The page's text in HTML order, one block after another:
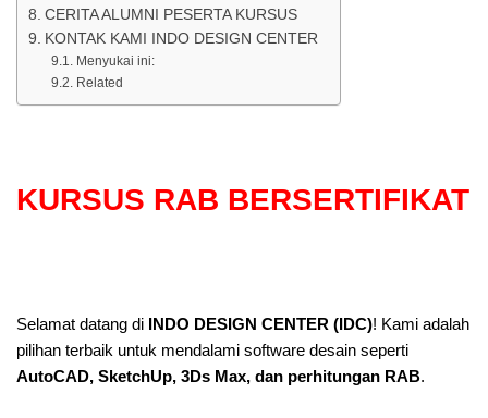
CERITA ALUMNI PESERTA KURSUS
KONTAK KAMI INDO DESIGN CENTER
Menyukai ini:
Related
KURSUS RAB BERSERTIFIKAT
Selamat datang di INDO DESIGN CENTER (IDC)! Kami adalah
pilihan terbaik untuk mendalami software desain seperti
AutoCAD, SketchUp, 3Ds Max, dan perhitungan RAB.